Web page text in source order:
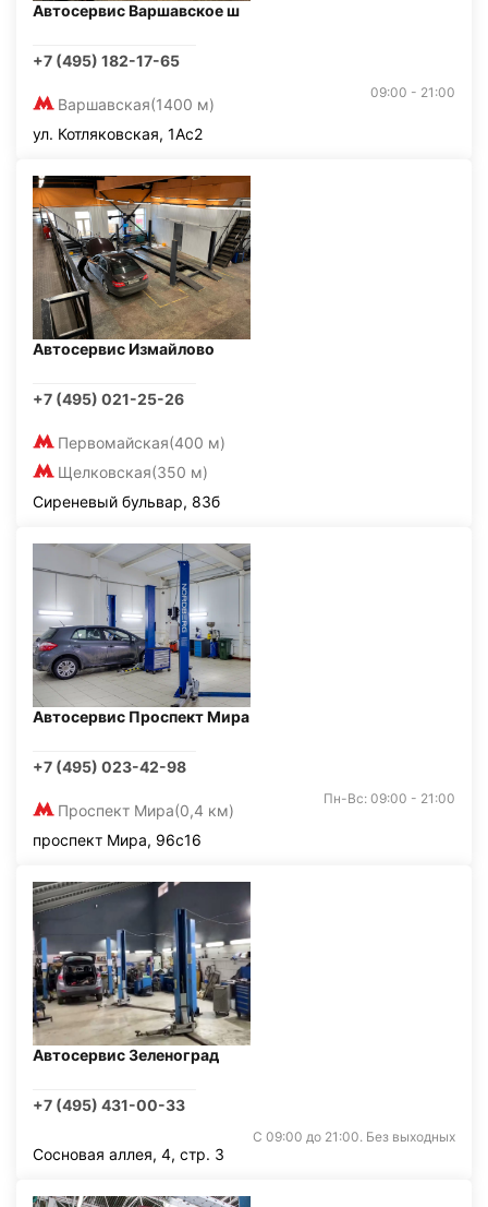
Автосервис Варшавское ш
+7 (495) 182-17-65
Варшавская(1400 м)
09:00 - 21:00
ул. Котляковская, 1Ас2
Автосервис Измайлово
+7 (495) 021-25-26
Первомайская(400 м)
Щелковская(350 м)
Сиреневый бульвар, 83б
Автосервис Проспект Мира
+7 (495) 023-42-98
Проспект Мира(0,4 км)
Пн-Вс: 09:00 - 21:00
проспект Мира, 96с16
Автосервис Зеленоград
+7 (495) 431-00-33
С 09:00 до 21:00. Без выходных
Сосновая аллея, 4, стр. 3